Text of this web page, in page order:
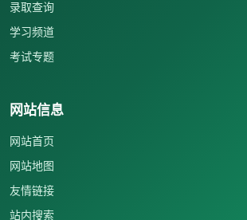
录取查询
学习频道
考试专题
网站信息
网站首页
网站地图
友情链接
站内搜索